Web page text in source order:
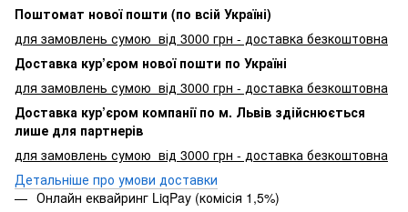
Поштомат нової пошти (по всій Україні)
для замовлень сумою від 3000 грн - доставка безкоштовна
Доставка кур’єром нової пошти по Україні
для замовлень сумою від 3000 грн - доставка безкоштовна
Доставка кур’єром компанії по м. Львів здійснюється
лише для партнерів
для замовлень сумою від 3000 грн - доставка безкоштовна
Детальніше про умови доставки
Онлайн еквайринг LiqPay (комісія 1,5%)